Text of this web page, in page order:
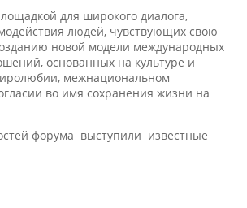
для широкого диалога,
людей, чувствующих свою
новой модели международных
основанных на культуре и
межнациональном
во имя сохранения жизни на
форума выступили известные